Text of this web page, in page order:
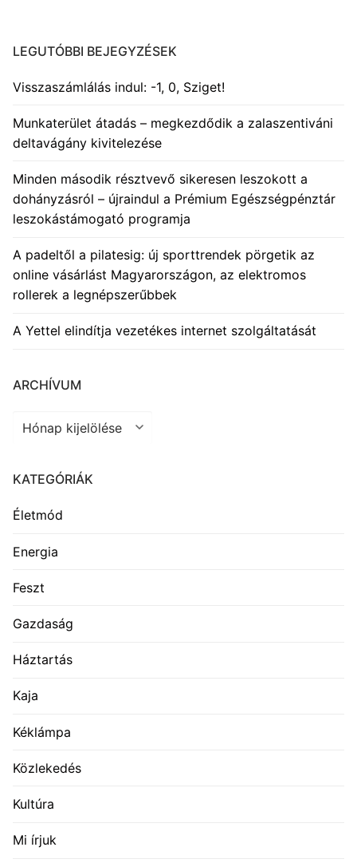
LEGUTÓBBI BEJEGYZÉSEK
Visszaszámlálás indul: -1, 0, Sziget!
Munkaterület átadás – megkezdődik a zalaszentiváni
deltavágány kivitelezése
Minden második résztvevő sikeresen leszokott a
dohányzásról – újraindul a Prémium Egészségpénztár
leszokástámogató programja
A padeltől a pilatesig: új sporttrendek pörgetik az
online vásárlást Magyarországon, az elektromos
rollerek a legnépszerűbbek
A Yettel elindítja vezetékes internet szolgáltatását
ARCHÍVUM
Archívum
KATEGÓRIÁK
Életmód
Energia
Feszt
Gazdaság
Háztartás
Kaja
Kéklámpa
Közlekedés
Kultúra
Mi írjuk